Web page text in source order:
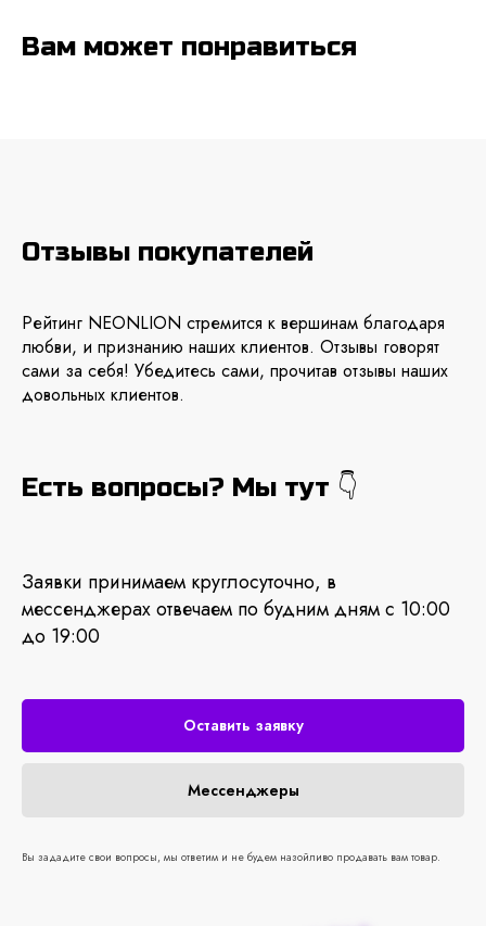
Вам может понравиться
Отзывы покупателей
Рейтинг NEONLION стремится к вершинам благодаря
любви, и признанию наших клиентов. Отзывы говорят
сами за себя! Убедитесь сами, прочитав отзывы наших
довольных клиентов.
Есть вопросы? Мы тут 👇
Заявки принимаем круглосуточно, в
мессенджерах отвечаем по будним дням с 10:00
до 19:00
Оставить заявку
Мессенджеры
Вы зададите свои вопросы, мы ответим и не будем назойливо продавать вам товар.